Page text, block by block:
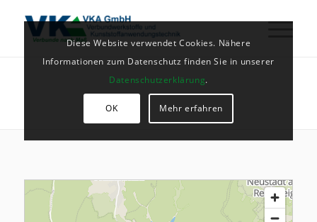
Diese Website verwendet Cookies. Nähere
Informationen zum Datenschutz finden Sie in unserer
Datenschutzerklärung.
OK Mehr erfahren